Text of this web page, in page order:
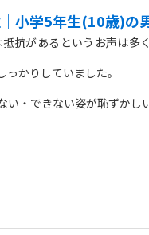
｜小学5年生(10歳)の
抗があるというお声は多
かりしていました。
い・できない姿が恥ずかし